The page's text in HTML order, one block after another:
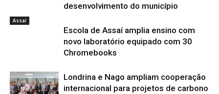
desenvolvimento do município
Assaí
Escola de Assaí amplia ensino com
novo laboratório equipado com 30
Chromebooks
Londrina e Nago ampliam cooperação
internacional para projetos de carbono